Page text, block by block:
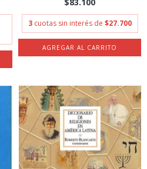
3 cuotas sin interés de $27.700